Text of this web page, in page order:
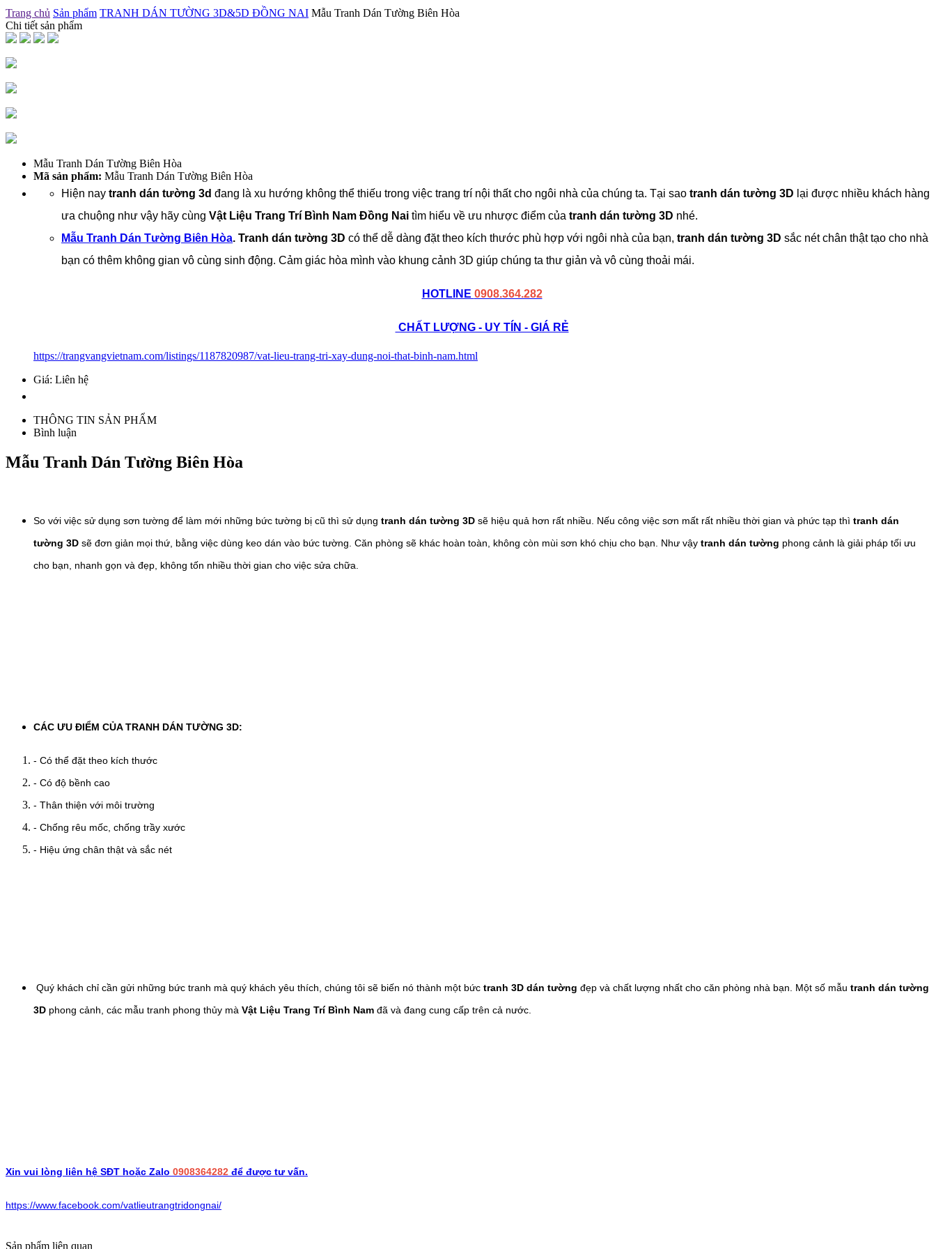
Trang chủ Sản phẩm TRANH DÁN TƯỜNG 3D&5D ĐỒNG NAI Mẫu Tranh Dán Tường Biên Hòa
Chi tiết sản phẩm
Mẫu Tranh Dán Tường Biên Hòa
Mã sản phẩm: Mẫu Tranh Dán Tường Biên Hòa
Hiện nay tranh dán tường 3d đang là xu hướng không thể thiếu trong việc trang trí nội thất cho ngôi nhà của chúng ta. Tại sao tranh dán tường 3D lại được nhiều khách hàng
ưa chuộng như vậy hãy cùng Vật Liệu Trang Trí Bình Nam Đồng Nai tìm hiểu về ưu nhược điểm của tranh dán tường 3D nhé.
Mẫu Tranh Dán Tường Biên Hòa. Tranh dán tường 3D có thể dễ dàng đặt theo kích thước phù hợp với ngôi nhà của bạn, tranh dán tường 3D sắc nét chân thật tạo cho nhà
bạn có thêm không gian vô cùng sinh động. Cảm giác hòa mình vào khung cảnh 3D giúp chúng ta thư giản và vô cùng thoải mái.
HOTLINE 0908.364.282
CHẤT LƯỢNG - UY TÍN - GIÁ RẺ
https://trangvangvietnam.com/listings/1187820987/vat-lieu-trang-tri-xay-dung-noi-that-binh-nam.html
Giá: Liên hệ
THÔNG TIN SẢN PHẨM
Bình luận
Mẫu Tranh Dán Tường Biên Hòa
So với việc sử dụng sơn tường để làm mới những bức tường bị cũ thì sử dụng tranh dán tường 3D sẽ hiệu quả hơn rất nhiều. Nếu công việc sơn mất rất nhiều thời gian và phức tạp thì tranh dán
tường 3D sẽ đơn giản mọi thứ, bằng việc dùng keo dán vào bức tường. Căn phòng sẽ khác hoàn toàn, không còn mùi sơn khó chịu cho bạn. Như vậy tranh dán tường phong cảnh là giải pháp tối ưu
cho bạn, nhanh gọn và đẹp, không tốn nhiều thời gian cho việc sửa chữa.
CÁC ƯU ĐIỂM CỦA TRANH DÁN TƯỜNG 3D:
- Có thể đặt theo kích thước
- Có độ bềnh cao
- Thân thiện với môi trường
- Chống rêu mốc, chống trầy xước
- Hiệu ứng chân thật và sắc nét
Quý khách chỉ cần gửi những bức tranh mà quý khách yêu thích, chúng tôi sẽ biến nó thành một bức tranh 3D dán tường đẹp và chất lượng nhất cho căn phòng nhà bạn. Một số mẫu tranh dán tường
3D phong cảnh, các mẫu tranh phong thủy mà Vật Liệu Trang Trí Bình Nam đã và đang cung cấp trên cả nước.
Xin vui lòng liên hệ SĐT hoặc Zalo 0908364282 để được tư vấn.
https://www.facebook.com/vatlieutrangtridongnai/
Sản phẩm liên quan